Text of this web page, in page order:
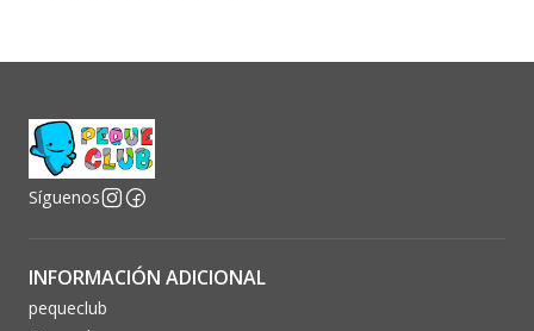
Síguenos
INFORMACIÓN ADICIONAL
pequeclub